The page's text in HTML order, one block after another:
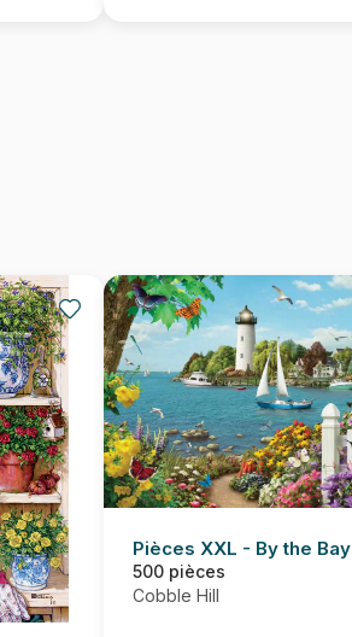
Pièces XXL - By the Bay
500 pièces
Cobble Hill